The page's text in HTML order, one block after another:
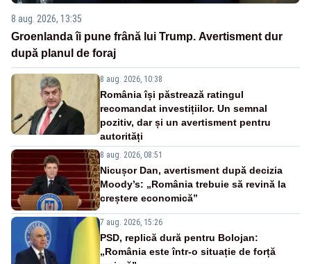
8 aug. 2026, 13:35
Groenlanda îi pune frână lui Trump. Avertisment dur
după planul de foraj
8 aug. 2026, 10:38
România își păstrează ratingul
recomandat investițiilor. Un semnal
pozitiv, dar și un avertisment pentru
autorități
8 aug. 2026, 08:51
Nicușor Dan, avertisment după decizia
Moody’s: „România trebuie să revină la
creștere economică”
7 aug. 2026, 15:26
PSD, replică dură pentru Bolojan:
„România este într-o situație de forță